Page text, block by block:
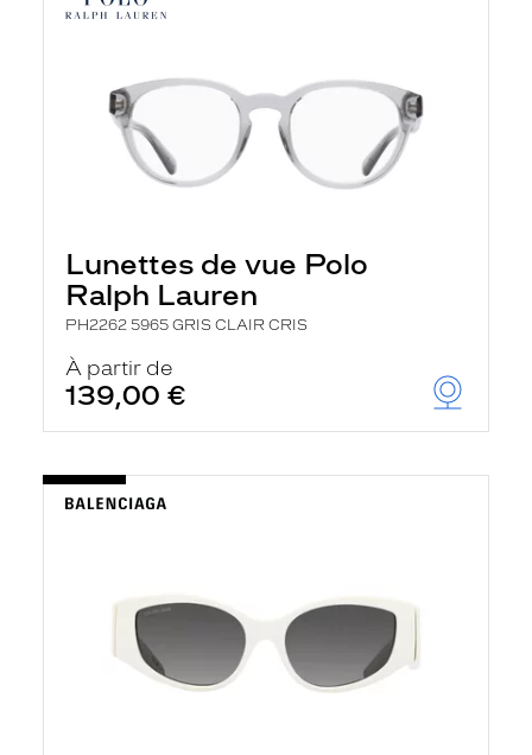
Lunettes de vue Polo
Ralph Lauren
PH2262 5965 GRIS CLAIR CRIS
À partir de
139,00 €